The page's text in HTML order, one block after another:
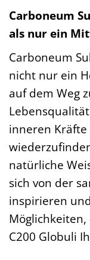
Carboneum
als nur ein
Carboneum
nicht nur ein
auf dem Weg
inneren
natürliche
sich von der
inspirieren
C200 Globuli